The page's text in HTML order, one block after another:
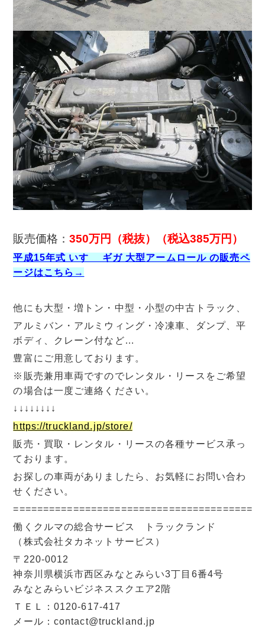
販売価格：350万円（税抜）（税込385万円）
平成15年式 いすゞ ギガ 大型アームロール の販売ペ
ージはこちら→
他にも大型・増トン・中型・小型の中古トラック、
アルミバン・アルミウィング・冷凍車、ダンプ、平
ボディ、クレーン付など…
豊富にご用意しております。
※販売兼用車両ですのでレンタル・リースをご希望
の場合は一度ご連絡ください。
↓↓↓↓↓↓↓↓
https://truckland.jp/store/
販売・買取・レンタル・リースの各種サービス承っ
ております。
お探しの車両がありましたら、お気軽にお問い合わ
せください。
=========================================
働くクルマの総合サービス トラックランド
（株式会社タカネットサービス）
〒220-0012
神奈川県横浜市西区みなとみらい3丁目6番4号
みなとみらいビジネススクエア2階
ＴＥＬ：0120-617-417
メール：contact@truckland.jp